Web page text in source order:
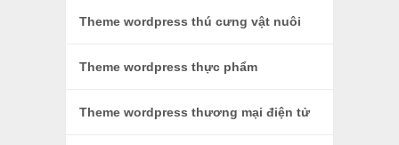
Theme wordpress thú cưng vật nuôi
Theme wordpress thực phẩm
Theme wordpress thương mại điện tử